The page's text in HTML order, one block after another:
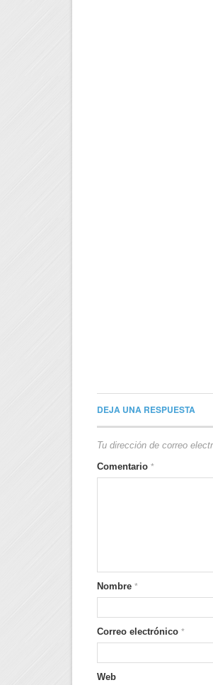
DEJA UNA RESPUESTA
Tu dirección de correo
Comentario *
Nombre *
Correo electrónico *
Web